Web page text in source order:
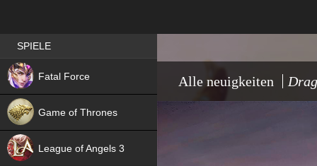
Alle neuigkeiten
Best RPG games in Germany
SPIELE
Fatal Force
NEW
Game of Thrones
League of Angels 3